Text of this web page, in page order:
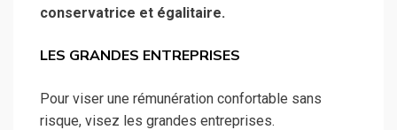
conservatrice et égalitaire.
LES GRANDES ENTREPRISES
Pour viser une rémunération confortable sans
risque, visez les grandes entreprises.